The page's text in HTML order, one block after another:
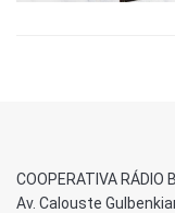
COOPERATIVA RÁDIO
Av. Calouste